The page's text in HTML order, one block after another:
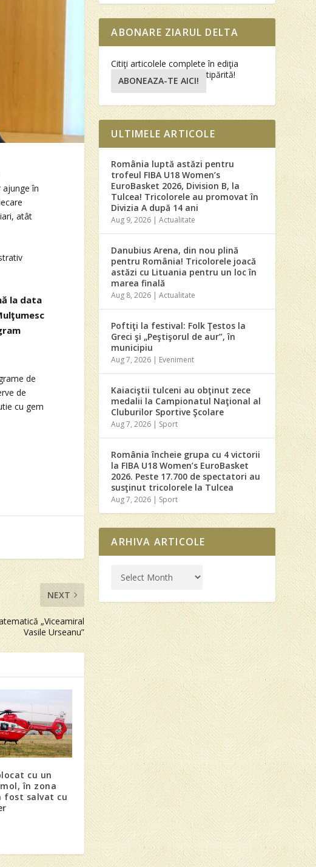
în
atât
la data
de
de
cu gem
NEXT
„Viceamiral
Vasile Urseanu”
cu un
în zona
fost salvat cu
ABONARE ZIARUL DELTA
Citiţi articolele complete în ediţia
tipărită!
ABONEAZA-TE AICI!
ULTIMELE ARTICOLE
România luptă astăzi pentru
trofeul FIBA U18 Women’s
EuroBasket 2026, Division B, la
Tulcea! Tricolorele au promovat în
Divizia A după 14 ani
Aug 9, 2026 |Actualitate
Danubius Arena, din nou plină
pentru România! Tricolorele joacă
astăzi cu Lituania pentru un loc în
marea finală
Aug 8, 2026 |Actualitate
Poftiţi la festival: Folk Ţestos la
Greci şi „Peştişorul de aur”, în
municipiu
Aug 7, 2026 | Eveniment
Kaiaciştii tulceni au obţinut zece
medalii la Campionatul Naţional al
Cluburilor Sportive Şcolare
Aug 7, 2026 | Sport
România încheie grupa cu 4 victorii
la FIBA U18 Women’s EuroBasket
2026. Peste 17.700 de spectatori au
susţinut tricolorele la Tulcea
Aug 7, 2026 | Sport
ARHIVA ARTICOLE